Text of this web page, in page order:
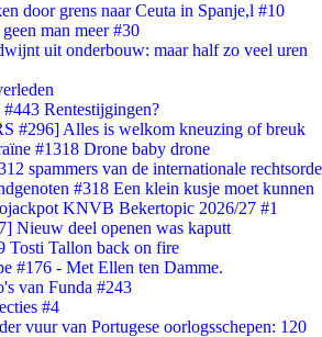
door grens naar Ceuta in Spanje,l #10
man meer #30
uit onderbouw: maar half zo veel uren
Rentestijgingen?
#296] Alles is welkom kneuzing of breuk
#1318 Drone baby drone
spammers van de internationale rechtsorde
#318 Een klein kusje moet kunnen
KNVB Bekertopic 2026/27 #1
Nieuw deel openen was kaputt
Tosti Tallon back on fire
#176 - Met Ellen ten Damme.
van Funda #243
#4
vuur van Portugese oorlogsschepen: 120